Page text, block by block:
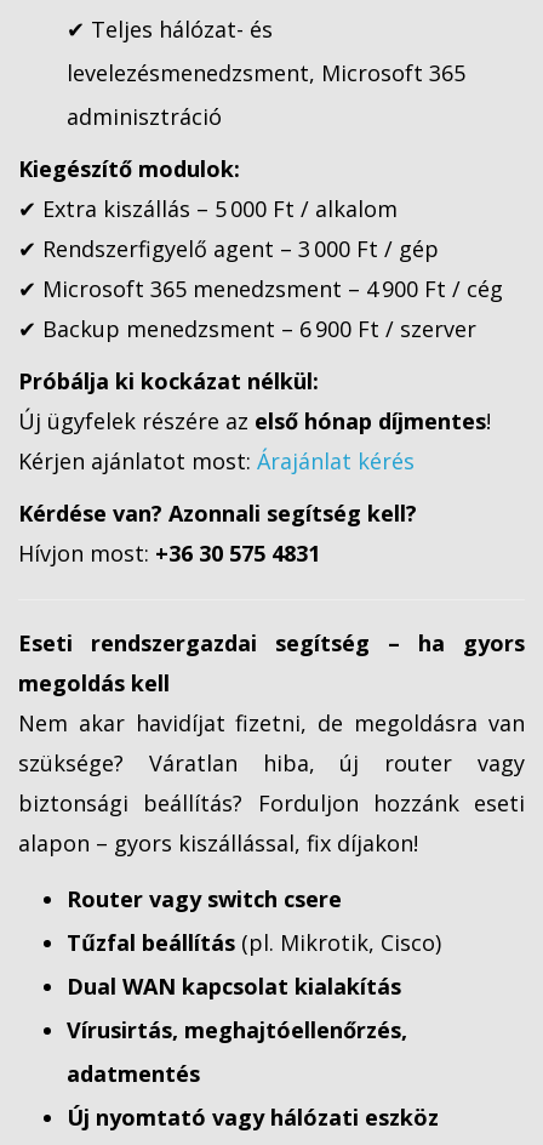
✔ Teljes hálózat- és
levelezésmenedzsment, Microsoft 365
adminisztráció
Kiegészítő modulok:
✔ Extra kiszállás – 5 000 Ft / alkalom
✔ Rendszerfigyelő agent – 3 000 Ft / gép
✔ Microsoft 365 menedzsment – 4 900 Ft / cég
✔ Backup menedzsment – 6 900 Ft / szerver
Próbálja ki kockázat nélkül:
Új ügyfelek részére az első hónap díjmentes!
Kérjen ajánlatot most: Árajánlat kérés
Kérdése van? Azonnali segítség kell?
Hívjon most: +36 30 575 4831
Eseti rendszergazdai segítség – ha gyors
megoldás kell
Nem akar havidíjat fizetni, de megoldásra van
szüksége? Váratlan hiba, új router vagy
biztonsági beállítás? Forduljon hozzánk eseti
alapon – gyors kiszállással, fix díjakon!
Router vagy switch csere
Tűzfal beállítás (pl. Mikrotik, Cisco)
Dual WAN kapcsolat kialakítás
Vírusirtás, meghajtóellenőrzés,
adatmentés
Új nyomtató vagy hálózati eszköz